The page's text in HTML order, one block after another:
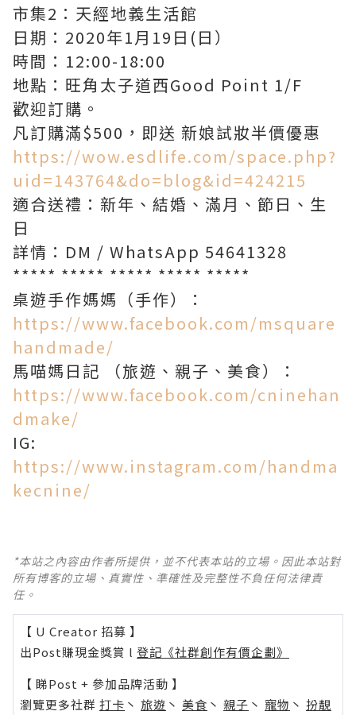
市集2：天經地義生活館
日期：2020年1月19日(日）
時間：12:00-18:00
地點：旺角太子道西Good Point 1/F
歡迎訂購。
凡訂購滿$500 ，即送 新娘試妝半價優惠
https://wow.esdlife.com/space.php?
uid=143764&do=blog&id=424215
適合送禮：新年、結婚、滿月、節日、生
日
詳情： DM / WhatsApp 54641328
***** ***** ***** ***** *****
桌遊手作媽媽（手作）：
https://www.facebook.com/msquare
handmade/
馬喵媽日記
（旅遊、親子、美食）：
https://www.facebook.com/cninehan
dmake/
IG:
https://www.instagram.com/handma
kecnine/
*本站之內容由作者所提供，並不代表本站的立場。因此本站對
所有博客的立場、真實性、準確性及完整性不負任何法律責
任。
【 U Creator 招募 】
出Post賺現金獎賞 l 登記《社群創作有價企劃》
【 睇Post + 參加品牌活動 】
瀏覽更多社群 打卡 丶 旅遊 丶 美食 丶 親子 丶 寵物 丶 扮靚